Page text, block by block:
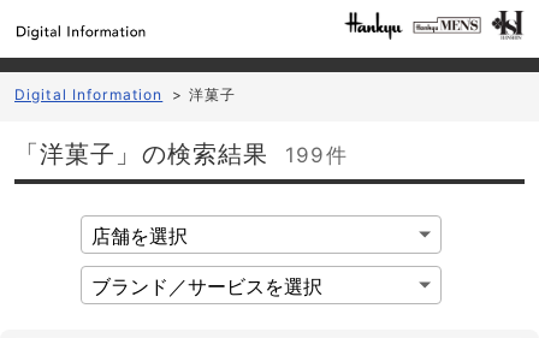
Digital Information > 洋菓子
「洋菓子」の検索結果 199件